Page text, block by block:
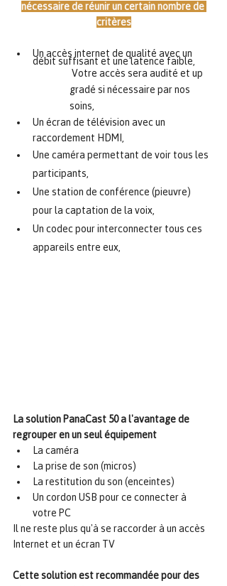
nécessaire de réunir un certain nombre de
critères
Un accès internet de qualité avec un
débit suffisant et une latence faible,
gradé si nécessaire par nos
soins,
Un écran de télévision avec un
raccordement HDMI,
Une caméra permettant de voir tous les
participants,
Une station de conférence (pieuvre)
pour la captation de la voix,
Un codec pour interconnecter tous ces
appareils entre eux,
La solution PanaCast 50 a l'avantage de
regrouper en un seul équipement
La caméra
La prise de son (micros)
La restitution du son (enceintes)
Un cordon USB pour ce connecter à
votre PC
Il ne reste plus qu'à se raccorder à un accès
Internet et un écran TV
Cette solution est recommandée pour des